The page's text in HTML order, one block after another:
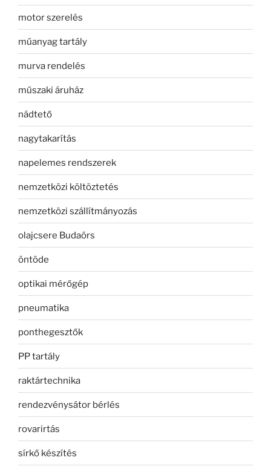
motor szerelés
műanyag tartály
murva rendelés
műszaki áruház
nádtető
nagytakarítás
napelemes rendszerek
nemzetközi költöztetés
nemzetközi szállítmányozás
olajcsere Budaörs
öntöde
optikai mérőgép
pneumatika
ponthegesztők
PP tartály
raktártechnika
rendezvénysátor bérlés
rovarirtás
sírkő készítés